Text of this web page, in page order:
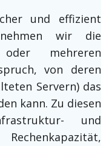
und effizient
wir die
mehreren
von deren
Servern) das
kann. Zu diesen
und